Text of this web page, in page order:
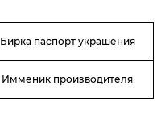
Бирка паспорт украшения
Имменик производителя